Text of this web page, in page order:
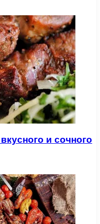
и сочного